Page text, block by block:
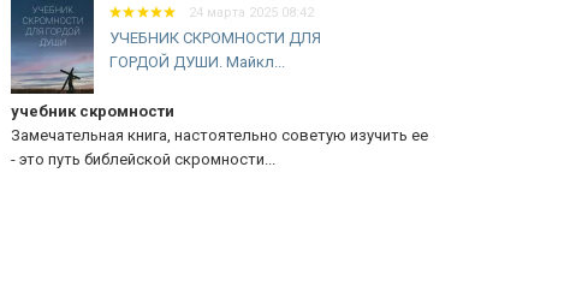
24 марта 2025 08:42
УЧЕБНИК СКРОМНОСТИ ДЛЯ
ГОРДОЙ ДУШИ. Майкл...
учебник скромности
Замечательная книга, настоятельно советую изучить ее
- это путь библейской скромности...